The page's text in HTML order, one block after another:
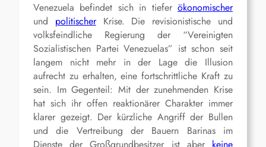
Venezuela befindet sich in tiefer ökonomischer
und politischerKrise. Die revisionistische und
volksfeindliche Regierung der “Vereinigten
Sozialistischen Partei Venezuelas” ist schon seit
langem nicht mehr in der Lage die Illusion
aufrecht zu erhalten, eine fortschrittliche Kraft zu
sein. Im Gegenteil: Mit der zunehmenden Krise
hat sich ihr offen reaktionärer Charakter immer
klarer gezeigt. Der kürzliche Angriff der Bullen
und die Vertreibung der Bauern Barinas im